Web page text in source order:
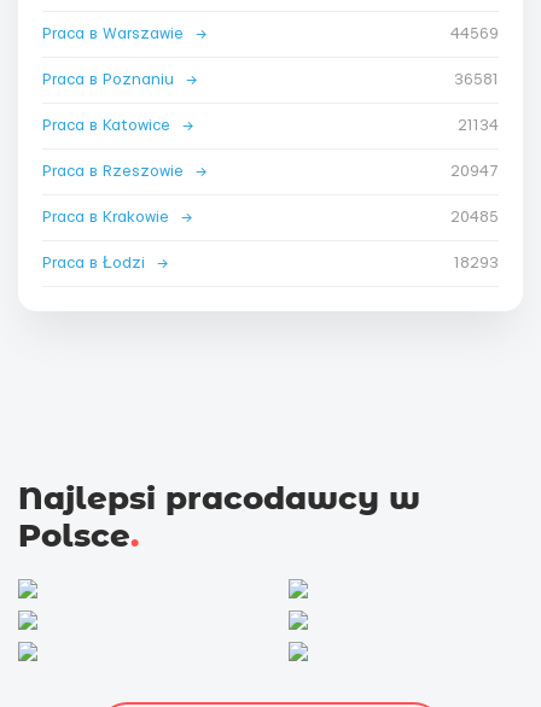
Praca в Warszawie → 44569
Praca в Poznaniu → 36581
Praca в Katowice → 21134
Praca в Rzeszowie → 20947
Praca в Krakowie → 20485
Praca в Łodzi → 18293
Najlepsi pracodawcy w
Polsce.